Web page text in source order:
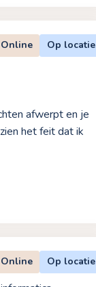
Online Op locatie
afwerpt en je
het feit dat ik
Online Op locatie